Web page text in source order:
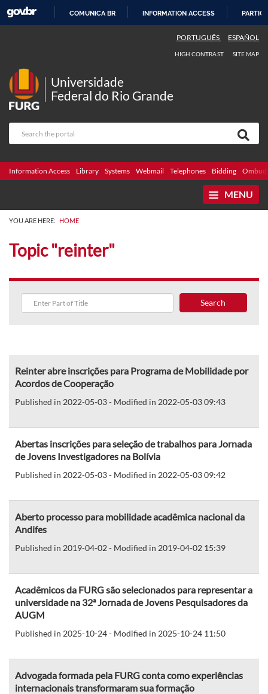
COMUNICA BR INFORMATION ACCESS
PORTUGUÊS ESPAÑOL
HIGH CONTRAST SITE MAP
Universidade
Federal do Rio Grande
Information Access Library Systems Webmail Telephones Bidding
MENU
YOU ARE HERE: HOME
Topic "reinter"
Search
Reinter abre inscrições para Programa de Mobilidade por
Acordos de Cooperação
Published in 2022-05-03 - Modified in 2022-05-03 09:43
Abertas inscrições para seleção de trabalhos para Jornada
de Jovens Investigadores na Bolívia
Published in 2022-05-03 - Modified in 2022-05-03 09:42
Aberto processo para mobilidade acadêmica nacional da
Andifes
Published in 2019-04-02 - Modified in 2019-04-02 15:39
Acadêmicos da FURG são selecionados para representar a
universidade na 32ª Jornada de Jovens Pesquisadores da
AUGM
Published in 2025-10-24 - Modified in 2025-10-24 11:50
Advogada formada pela FURG conta como experiências
internacionais transformaram sua formação